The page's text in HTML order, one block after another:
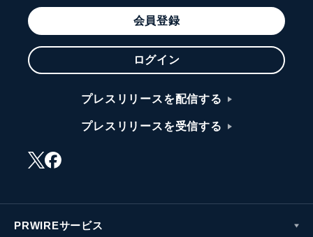
会員登録
ログイン
プレスリリースを配信する
プレスリリースを受信する
PRWIREサービス